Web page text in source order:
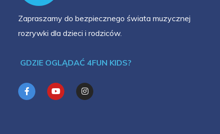
Zapraszamy do bezpiecznego świata muzycznej
rozrywki dla dzieci i rodziców.
GDZIE OGLĄDAĆ 4FUN KIDS?